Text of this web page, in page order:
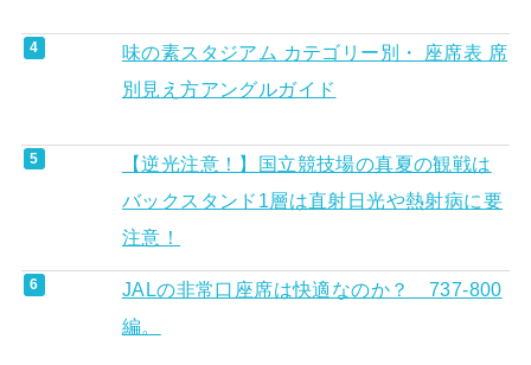
味の素スタジアム カテゴリー別・ 座席表 席
別見え方アングルガイド
【逆光注意！】国立競技場の真夏の観戦は
バックスタンド1層は直射日光や熱射病に要
注意！
JALの非常口座席は快適なのか？ 737-800
編。